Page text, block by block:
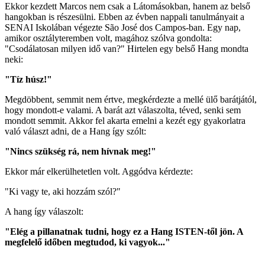
Ekkor kezdett Marcos nem csak a Látomásokban, hanem az belső
hangokban is részesülni. Ebben az évben nappali tanulmányait a
SENAI Iskolában végezte São José dos Campos-ban. Egy nap,
amikor osztályteremben volt, magához szólva gondolta:
"Csodálatosan milyen idő van?" Hirtelen egy belső Hang mondta
neki:
"Tíz húsz!"
Megdöbbent, semmit nem értve, megkérdezte a mellé ülő barátjától,
hogy mondott-e valami. A barát azt válaszolta, téved, senki sem
mondott semmit. Akkor fel akarta emelni a kezét egy gyakorlatra
való választ adni, de a Hang így szólt:
"Nincs szükség rá, nem hívnak meg!"
Ekkor már elkerülhetetlen volt. Aggódva kérdezte:
"Ki vagy te, aki hozzám szól?"
A hang így válaszolt:
"Elég a pillanatnak tudni, hogy ez a Hang ISTEN-től jön. A
megfelelő időben megtudod, ki vagyok..."